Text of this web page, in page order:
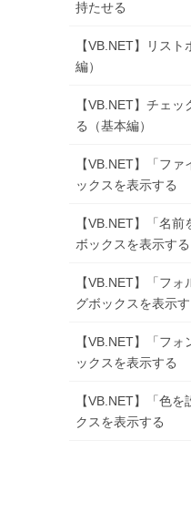
Button1.Click
持たせる
【VB.NET】リス
編）
【VB.NET】チェ
る（基本編）
【VB.NET】「フ
ックスを表示する
【VB.NET】「名
ボックスを表示する
【VB.NET】「フ
グボックスを表示す
【VB.NET】「フ
ックスを表示する
【VB.NET】「色
クスを表示する